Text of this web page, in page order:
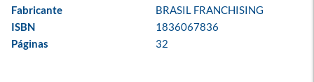
Fabricante
BRASIL FRANCHISING
ISBN
1836067836
Páginas
32